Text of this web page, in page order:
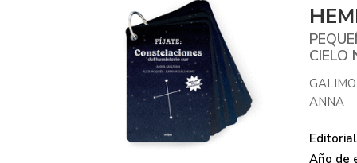
CIELO
ANNA
Año de